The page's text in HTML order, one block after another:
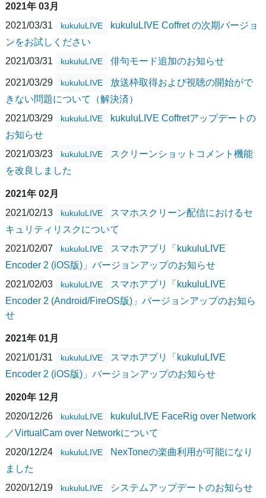
2021年 03月
2021/03/31
kukuluLIVE
kukuluLIVE Coffret の次期バージョ
ンをお試しください
2021/03/31
kukuluLIVE 俳句モード追加のお知らせ
2021/03/29 kukuluLIVE
放送枠取得および視聴の開始がで
きない問題について（解決済）
2021/03/29
kukuluLIVE
kukuluLIVE Coffretアップデートの
お知らせ
2021/03/23
kukuluLIVE
スクリーンショットコメント機能
を改良しました
2021年 02月
2021/02/13
kukuluLIVE
スマホスクリーン配信におけるセ
キュリティリスクについて
2021/02/07
kukuluLIVE
スマホアプリ「kukuluLIVE
Encoder 2 (iOS版)」バージョンアップのお知らせ
2021/02/03
kukuluLIVE
スマホアプリ「kukuluLIVE
Encoder 2 (Android/FireOS版)」バージョンアップのお知ら
せ
2021年 01月
2021/01/31
kukuluLIVE
スマホアプリ「kukuluLIVE
Encoder 2 (iOS版)」バージョンアップのお知らせ
2020年 12月
2020/12/26
kukuluLIVE
kukuluLIVE FaceRig over Network
／VirtualCam over Networkについて
2020/12/24
kukuluLIVE
NexToneの楽曲利用が可能になり
ました
2020/12/19
kukuluLIVE システムアップデートのお知らせ